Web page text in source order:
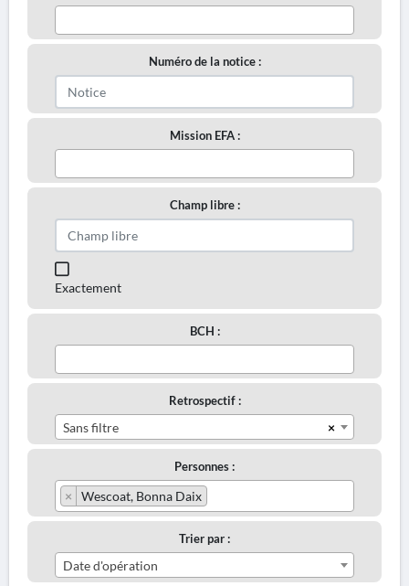
Numéro de la notice :
Mission EFA :
Champ libre :
Exactement
BCH :
Retrospectif :
×
Sans filtre
Personnes :
× Wescoat, Bonna Daix
Trier par :
Date d'opération